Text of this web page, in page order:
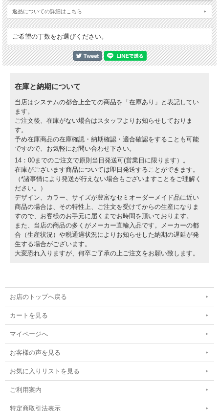
返品についての詳細はこちら
ご希望の丁数をお選びください。
在庫と納期について
当店はシステムの都合上全ての商品を「在庫あり」と表記してい
ます。
ご注文後、在庫がない場合はスタッフよりお知らせしておりま
す。
予め在庫商品の在庫確認・納期確認・適合確認をすることも可能
ですので、お気軽にお問い合わせ下さい。
14：00までのご注文で原則当日発送可(営業日に限ります）。
在庫がございます商品については即日発送することができます。
（*諸事情により発送が行えない場合もございますことをご理解く
ださい。）
デザイン、カラー、サイズが豊富なセミオーダーメイド品に近い
商品の場合は、その特性上、ご注文を受けてからの生産になりま
すので、お客様のお手元に届くまでお時間を頂いております。
また、当店の商品の多くがメーカー直輸入品です。メーカーの都
合（生産状況）や税通過状況によりお知らせした納期の遅延が発
生する場合がございます。
大変恐れ入りますが、何卒ご了承の上ご注文をお願い致します。
お店のトップへ戻る
カートを見る
マイページへ
お客様の声を見る
お気に入りリストを見る
ご利用案内
特定商取引法表示